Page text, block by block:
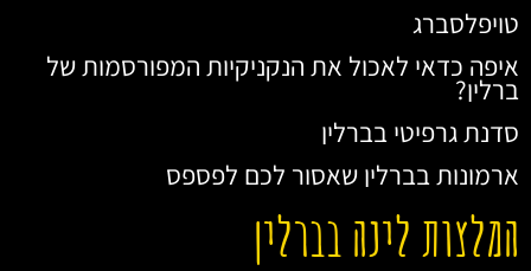
טויפלסברג
איפה כדאי לאכול את הנקניקיות המפורסמות של
ברלין?
סדנת גרפיטי בברלין
ארמונות בברלין שאסור לכם לפספס
המלצות לינה בברלין